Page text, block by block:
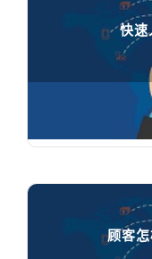
快速
快速入门教程
顾客